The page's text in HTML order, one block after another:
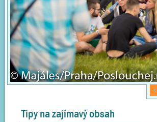
Tipy na zajímavý obsah